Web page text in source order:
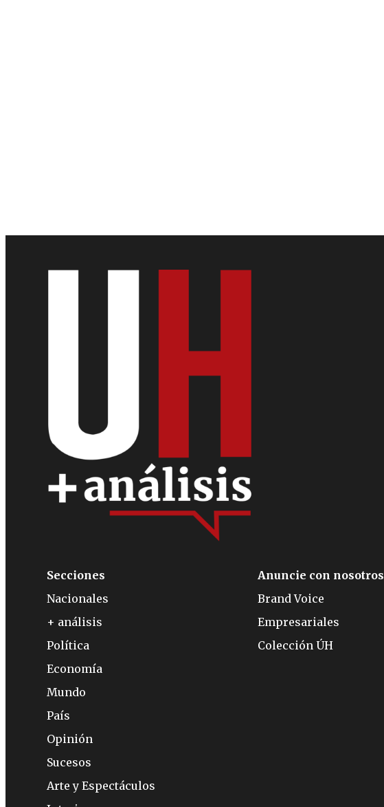
Secciones
Nacionales
+ análisis
Política
Economía
Mundo
País
Opinión
Sucesos
Arte y Espectáculos
Anuncie con nosotros
Brand Voice
Empresariales
Colección ÚH